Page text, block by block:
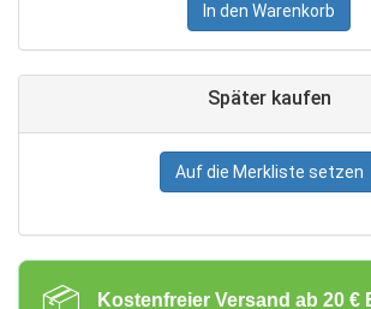
In den Warenkorb
Später kaufen
Auf die Merkliste setzen
Kostenfreier Versand ab 20 €